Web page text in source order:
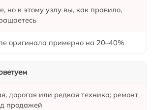
но к этому узлу вы, как правило,
оригинала примерно на 20–40%
дорогая или редкая техника; ремонт
продажей